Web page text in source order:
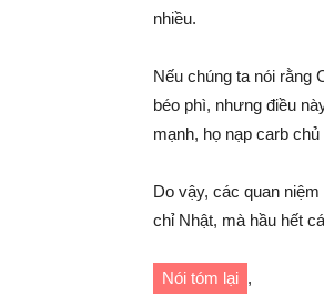
nhiều.
Nếu chúng ta nói rằng
béo phì, nhưng điều
mạnh, họ nạp carb
Do vậy, các quan
chỉ Nhật, mà hầu hết
Nói tóm lại ,